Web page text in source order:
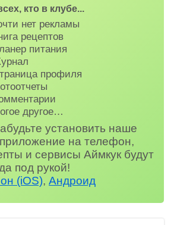
кто в клубе...
нет рекламы
рецептов
питания
профиля
другое…
установить наше
на телефон,
и сервисы Аймкук будут
под рукой!
(iOS),Андроид